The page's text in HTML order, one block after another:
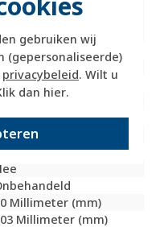
gebruiken wij
(gepersonaliseerde)
privacybeleid. Wilt u
dan hier.
Waarde
Wit
Millimeter (mm)
Millimeter (mm)
Millimeter (mm)
Millimeter (mm)
Millimeter (mm)